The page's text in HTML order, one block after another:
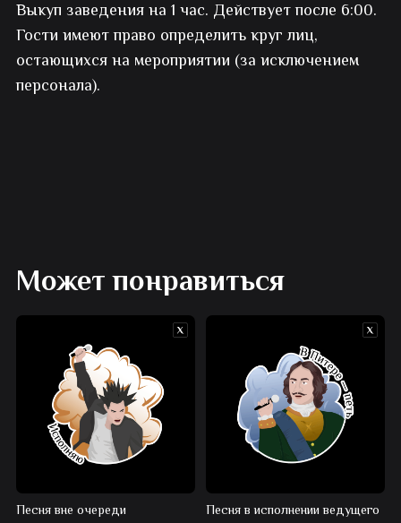
заведения
Выкуп заведения на 1 час. Действует после 6:00.
Гости имеют право определить круг лиц,
остающихся на мероприятии (за исключением
персонала).
Может понравиться
Песня вне очереди Песня в исполнении ведущего